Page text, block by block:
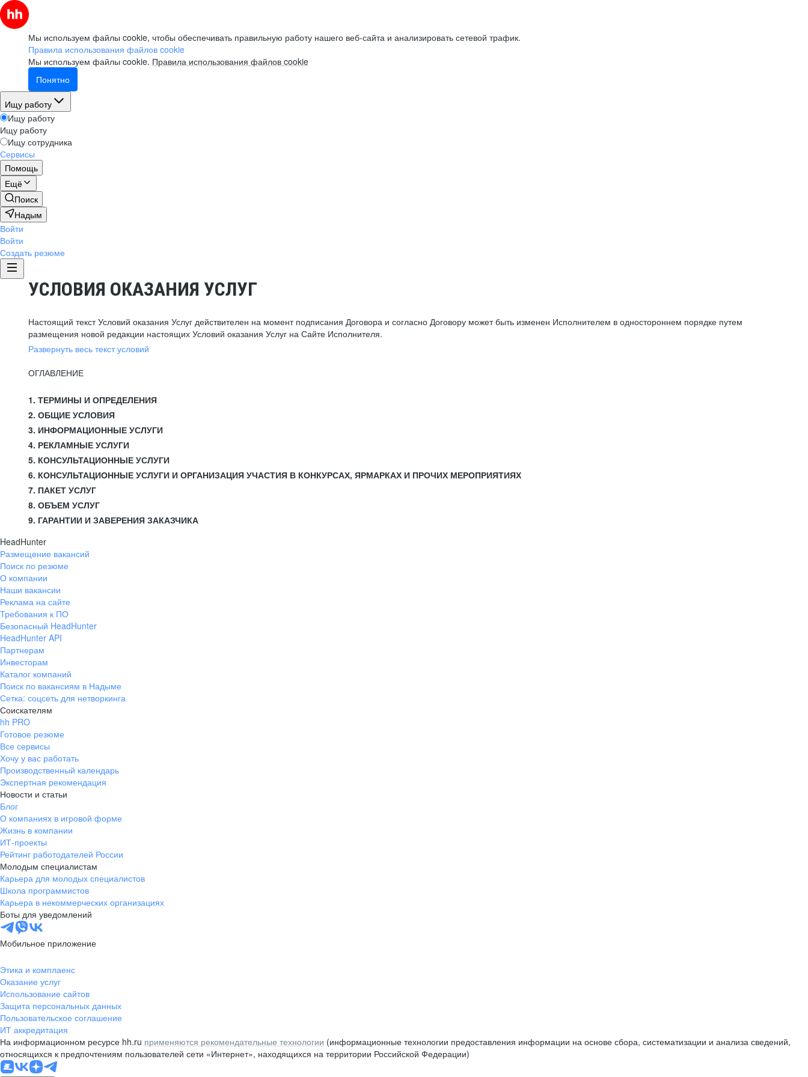
Мы используем файлы cookie, чтобы обеспечивать правильную работу нашего веб-сайта и анализировать сетевой трафик.
Правила использования файлов cookie
Мы используем файлы cookie. Правила использования файлов cookie
Понятно
Ищу работу
Ищу работу
Ищу работу
Ищу сотрудника
Сервисы
Помощь
Ещё
Поиск
Надым
Войти
Войти
Создать резюме
УСЛОВИЯ ОКАЗАНИЯ УСЛУГ
Настоящий текст Условий оказания Услуг действителен на момент подписания Договора и согласно Договору может быть изменен Исполнителем в одностороннем порядке путем
размещения новой редакции настоящих Условий оказания Услуг на Сайте Исполнителя.
Развернуть весь текст условий
ОГЛАВЛЕНИЕ
1. ТЕРМИНЫ И ОПРЕДЕЛЕНИЯ
2. ОБЩИЕ УСЛОВИЯ
3. ИНФОРМАЦИОННЫЕ УСЛУГИ
4. РЕКЛАМНЫЕ УСЛУГИ
5. КОНСУЛЬТАЦИОННЫЕ УСЛУГИ
6. КОНСУЛЬТАЦИОННЫЕ УСЛУГИ И ОРГАНИЗАЦИЯ УЧАСТИЯ В КОНКУРСАХ, ЯРМАРКАХ И ПРОЧИХ МЕРОПРИЯТИЯХ
7. ПАКЕТ УСЛУГ
8. ОБЪЕМ УСЛУГ
9. ГАРАНТИИ И ЗАВЕРЕНИЯ ЗАКАЗЧИКА
HeadHunter
Размещение вакансий
Поиск по резюме
О компании
Наши вакансии
Реклама на сайте
Требования к ПО
Безопасный HeadHunter
HeadHunter API
Партнерам
Инвесторам
Каталог компаний
Поиск по вакансиям в Надыме
Сетка: соцсеть для нетворкинга
Соискателям
hh PRO
Готовое резюме
Все сервисы
Хочу у вас работать
Производственный календарь
Экспертная рекомендация
Новости и статьи
Блог
О компаниях в игровой форме
Жизнь в компании
ИТ-проекты
Рейтинг работодателей России
Молодым специалистам
Карьера для молодых специалистов
Школа программистов
Карьера в некоммерческих организациях
Боты для уведомлений
Мобильное приложение
Этика и комплаенс
Оказание услуг
Использование сайтов
Защита персональных данных
Пользовательское соглашение
ИТ аккредитация
На информационном ресурсе hh.ru применяются рекомендательные технологии (информационные технологии предоставления информации на основе сбора, систематизации и анализа сведений,
относящихся к предпочтениям пользователей сети «Интернет», находящихся на территории Российской Федерации)